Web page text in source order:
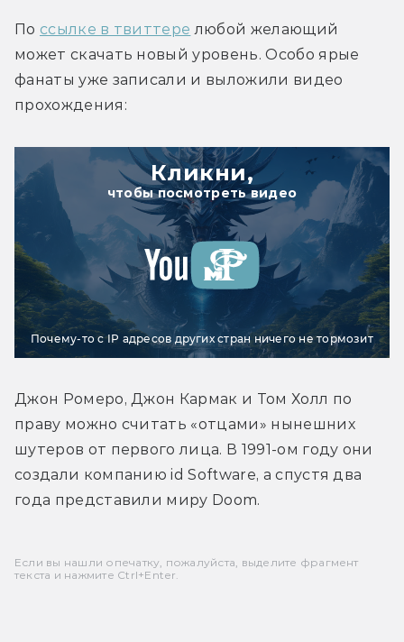
По ссылке в твиттере любой желающий
может скачать новый уровень. Особо ярые
фанаты уже записали и выложили видео
прохождения:
Кликни,
чтобы посмотреть видео
Почему-то с IP адресов других стран ничего не тормозит
Джон Ромеро, Джон Кармак и Том Холл по
праву можно считать «отцами» нынешних
шутеров от первого лица. В 1991-ом году они
создали компанию id Software, а спустя два
года представили миру Doom.
Если вы нашли опечатку, пожалуйста, выделите фрагмент
текста и нажмите Ctrl+Enter.